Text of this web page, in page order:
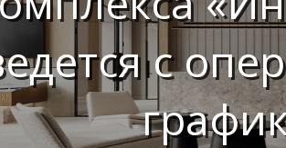
с